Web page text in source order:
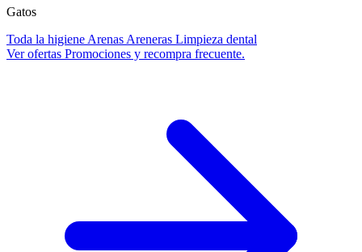
Gatos
Toda la higiene Arenas Areneras Limpieza dental
Ver ofertas Promociones y recompra frecuente.